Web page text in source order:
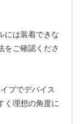
には装着できな
をご確認くださ
プでデバイス
く理想の角度に